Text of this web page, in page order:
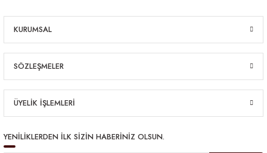
KURUMSAL
SÖZLEŞMELER
ÜYELİK İŞLEMLERİ
YENİLİKLERDEN İLK SİZİN HABERİNİZ OLSUN.